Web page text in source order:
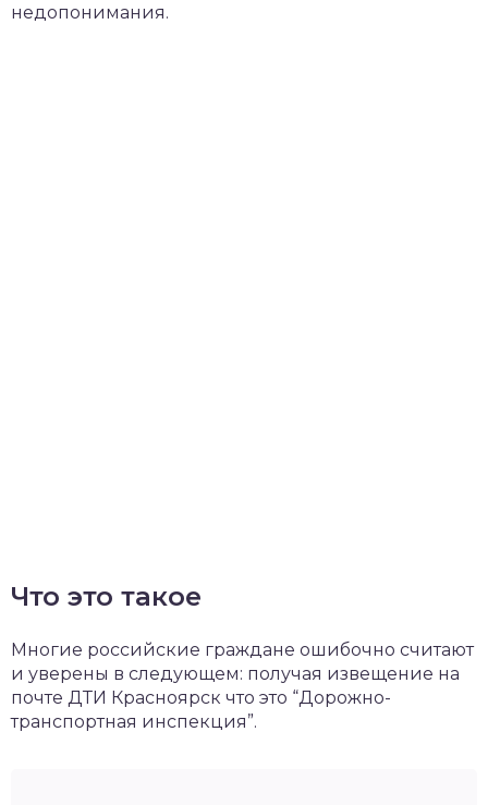
недопонимания.
Что это такое
Многие российские граждане ошибочно считают
и уверены в следующем: получая извещение на
почте ДТИ Красноярск что это “Дорожно-
транспортная инспекция”.